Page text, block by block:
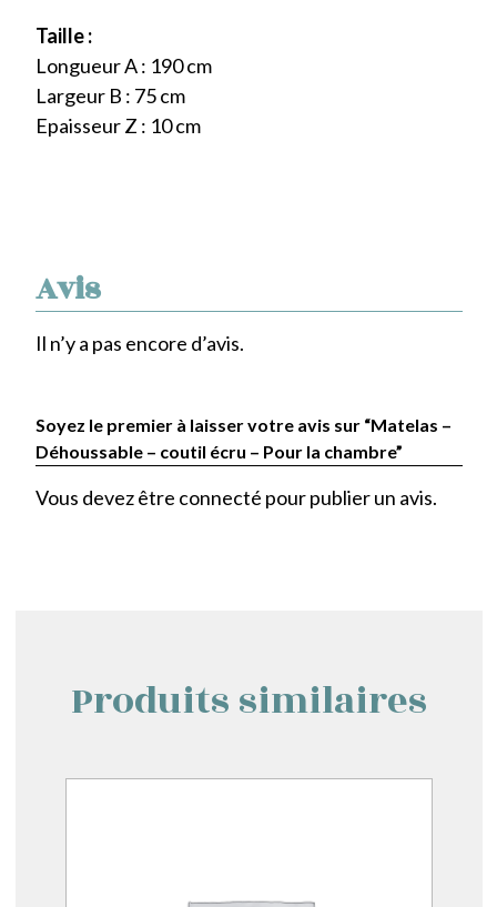
Avis
Il n’y a pas encore d’avis.
Soyez le premier à laisser votre avis sur “Matelas –
Déhoussable – coutil écru – Pour la chambre”
Vous devez être connecté pour publier un avis.
Taille :
Longueur A : 190 cm
Largeur B : 75 cm
Epaisseur Z : 10 cm
Produits similaires